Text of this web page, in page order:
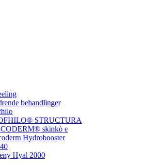
behandlinger
STRUCTURA
skinkò e
Hydrobooster
Hyal 2000